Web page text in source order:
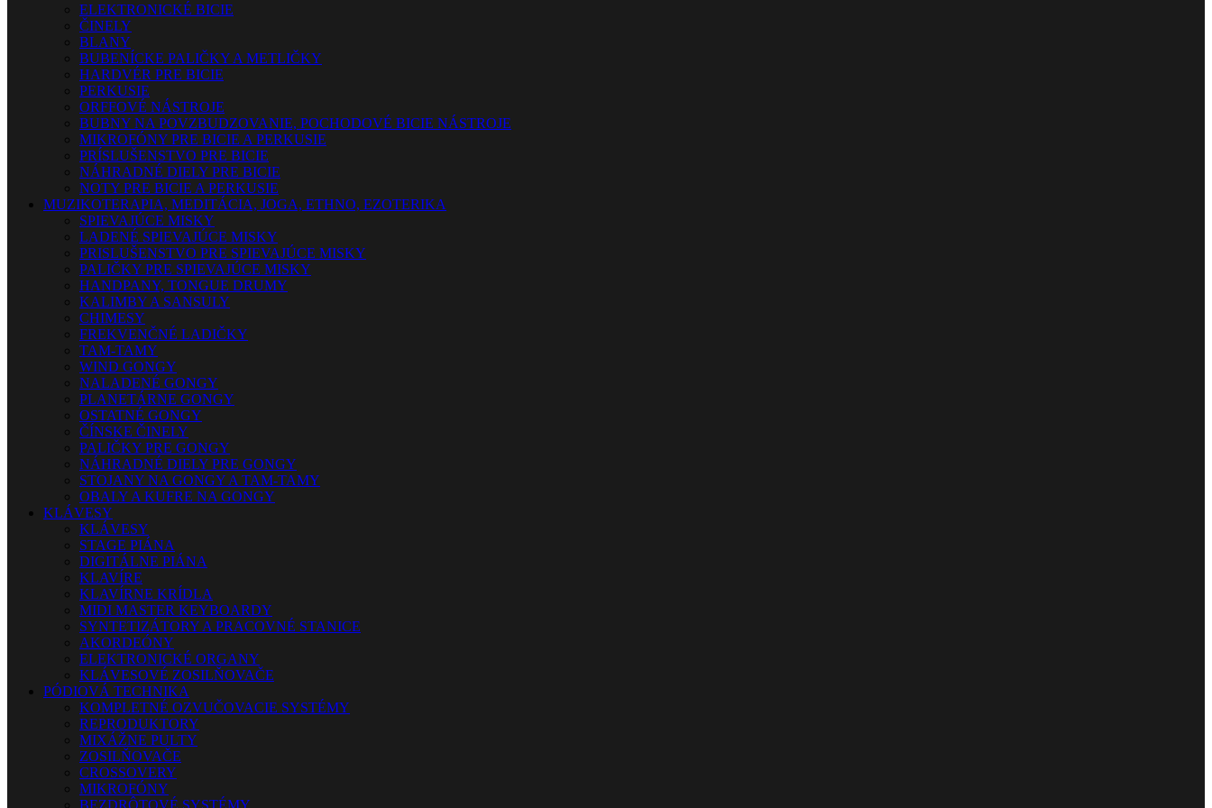
ELEKTRONICKÉ BICIE
ČINELY
BLANY
BUBENÍCKE PALIČKY A METLIČKY
HARDVÉR PRE BICIE
PERKUSIE
ORFFOVÉ NÁSTROJE
BUBNY NA POVZBUDZOVANIE, POCHODOVÉ BICIE NÁSTROJE
MIKROFÓNY PRE BICIE A PERKUSIE
PRÍSLUŠENSTVO PRE BICIE
NÁHRADNÉ DIELY PRE BICIE
NOTY PRE BICIE A PERKUSIE
MUZIKOTERAPIA, MEDITÁCIA, JOGA, ETHNO, EZOTERIKA
SPIEVAJÚCE MISKY
LADENÉ SPIEVAJÚCE MISKY
PRISLUŠENSTVO PRE SPIEVAJÚCE MISKY
PALIČKY PRE SPIEVAJÚCE MISKY
HANDPANY, TONGUE DRUMY
KALIMBY A SANSULY
CHIMESY
FREKVENČNÉ LADIČKY
TAM-TAMY
WIND GONGY
NALADENÉ GONGY
PLANETÁRNE GONGY
OSTATNÉ GONGY
ČÍNSKE ČINELY
PALIČKY PRE GONGY
NÁHRADNÉ DIELY PRE GONGY
STOJANY NA GONGY A TAM-TAMY
OBALY A KUFRE NA GONGY
KLÁVESY
KLÁVESY
STAGE PIÁNA
DIGITÁLNE PIÁNA
KLAVÍRE
KLAVÍRNE KRÍDLA
MIDI MASTER KEYBOARDY
SYNTETIZÁTORY A PRACOVNÉ STANICE
AKORDEÓNY
ELEKTRONICKÉ ORGANY
KLÁVESOVÉ ZOSILŇOVAČE
PÓDIOVÁ TECHNIKA
KOMPLETNÉ OZVUČOVACIE SYSTÉMY
REPRODUKTORY
MIXÁŽNE PULTY
ZOSILŇOVAČE
CROSSOVERY
MIKROFÓNY
BEZDRÔTOVÉ SYSTÉMY